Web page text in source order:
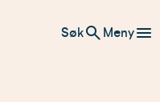
Søk Meny